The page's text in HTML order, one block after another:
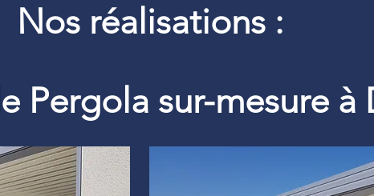
Nos réalisations :
Pergola sur-mesure à